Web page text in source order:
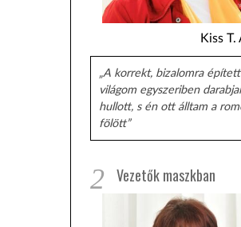
Kiss T.
„A korrekt, bizalomra épített
világom egyszeriben
hullott, s én ott álltam a
fölött”
2 Vezetők maszkban